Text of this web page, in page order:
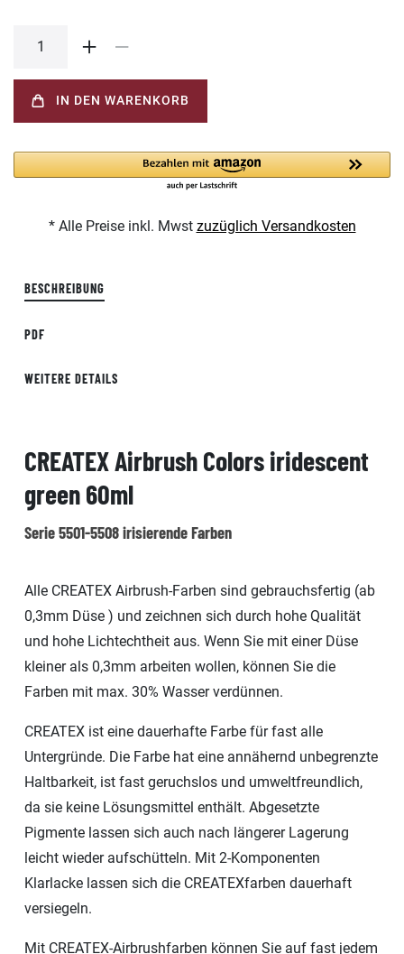
IN DEN WARENKORB
* Alle Preise inkl. Mwst zuzüglich Versandkosten
BESCHREIBUNG
PDF
WEITERE DETAILS
CREATEX Airbrush Colors iridescent
green 60ml
Serie 5501-5508 irisierende Farben
Alle CREATEX Airbrush-Farben sind gebrauchsfertig (ab
0,3mm Düse ) und zeichnen sich durch hohe Qualität
und hohe Lichtechtheit aus. Wenn Sie mit einer Düse
kleiner als 0,3mm arbeiten wollen, können Sie die
Farben mit max. 30% Wasser verdünnen.
CREATEX ist eine dauerhafte Farbe für fast alle
Untergründe. Die Farbe hat eine annähernd unbegrenzte
Haltbarkeit, ist fast geruchslos und umweltfreundlich,
da sie keine Lösungsmittel enthält. Abgesetzte
Pigmente lassen sich auch nach längerer Lagerung
leicht wieder aufschütteln. Mit 2-Komponenten
Klarlacke lassen sich die CREATEXfarben dauerhaft
versiegeln.
Mit CREATEX-Airbrushfarben können Sie auf fast jedem